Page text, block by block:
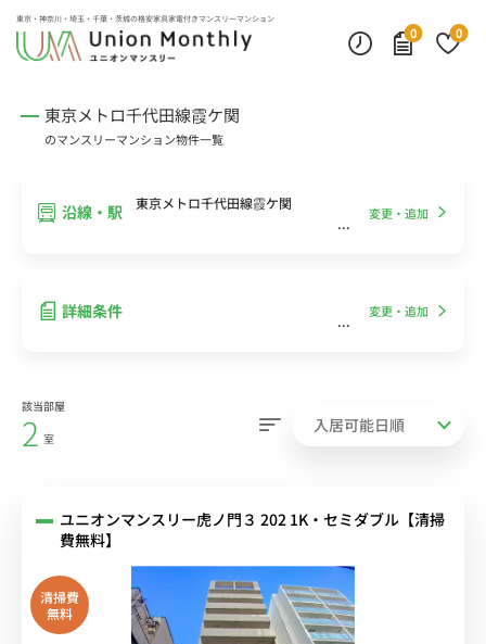
東京・神奈川・埼玉・千葉・茨城の格安家具家電付きマンスリーマンション
0
0
東京メトロ千代田線霞ケ関
のマンスリーマンション物件一覧
沿線・駅 東京メトロ千代田線霞ケ関
変更・追加
詳細条件 変更・追加
該当部屋
2 室
ユニオンマンスリー虎ノ門３ 202 1K・セミダブル【清掃
費無料】
清掃費
無料